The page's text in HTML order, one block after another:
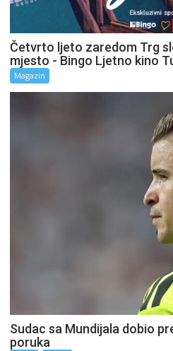
Četvrto ljeto zaredom Trg
mjesto - Bingo Ljetno kino
Magazin
Sudac sa Mundijala dobio
poruka